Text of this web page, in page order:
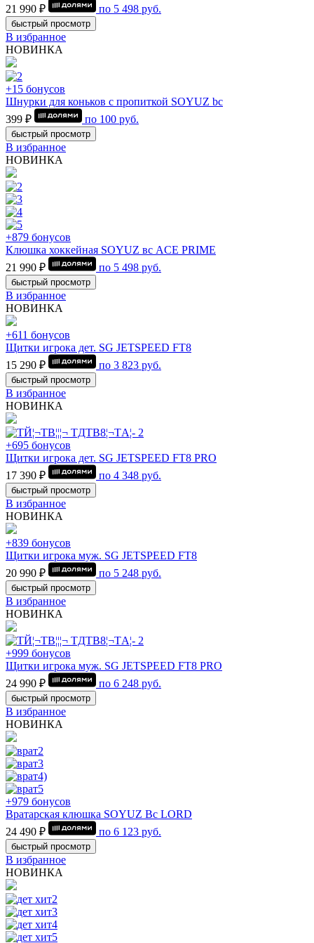
21 990 ₽ по 5 498 руб.
быстрый просмотр
В избранное
НОВИНКА
+15 бонусов
Шнурки для коньков с пропиткой SOYUZ bc
399 ₽
по 100 руб.
быстрый просмотр
В избранное
НОВИНКА
+879 бонусов
Клюшка хоккейная SOYUZ вс ACE PRIME
21 990 ₽
по 5 498 руб.
быстрый просмотр
В избранное
НОВИНКА
+611 бонусов
Щитки игрока дет. SG JETSPEED FT8
15 290 ₽
по 3 823 руб.
быстрый просмотр
В избранное
НОВИНКА
+695 бонусов
Щитки игрока дет. SG JETSPEED FT8 PRO
17 390 ₽
по 4 348 руб.
быстрый просмотр
В избранное
НОВИНКА
+839 бонусов
Щитки игрока муж. SG JETSPEED FT8
20 990 ₽
по 5 248 руб.
быстрый просмотр
В избранное
НОВИНКА
+999 бонусов
Щитки игрока муж. SG JETSPEED FT8 PRO
24 990 ₽
по 6 248 руб.
быстрый просмотр
В избранное
НОВИНКА
+979 бонусов
Вратарская клюшка SOYUZ Bc LORD
24 490 ₽
по 6 123 руб.
быстрый просмотр
В избранное
НОВИНКА